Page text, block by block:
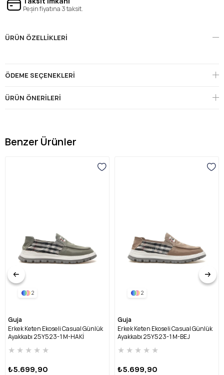
Peşin fiyatına 3 taksit.
ÜRÜN ÖZELLIKLERI
ÖDEME SEÇENEKLERI
ÜRÜN ÖNERILERI
Benzer Ürünler
2
Guja
Erkek Keten Ekoseli Casual Günlük
Ayakkabı 25Y523-1 M-HAKİ
★ ★ ★ ★ ★
₺5.699,90
2
Guja
Erkek Keten Ekoseli Casual Günlük
Ayakkabı 25Y523-1 M-BEJ
★ ★ ★ ★ ★
₺5.699,90